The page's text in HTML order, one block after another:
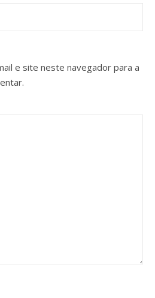
e site neste navegador para a